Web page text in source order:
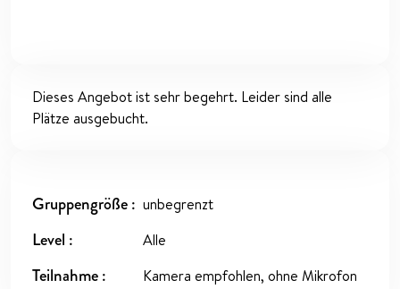
Dieses Angebot ist sehr begehrt. Leider sind alle
Plätze ausgebucht.
Gruppengröße unbegrenzt
Level Alle
Teilnahme Kamera empfohlen, ohne Mikrofon